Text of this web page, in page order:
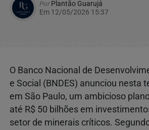
PorPlantão Guarujá
Em 12/05/2026 15:37
O Banco Nacional de
e Social (BNDES) anunciou nesta
em São Paulo, um ambicioso
até R$ 50 bilhões em
setor de minerais críticos.